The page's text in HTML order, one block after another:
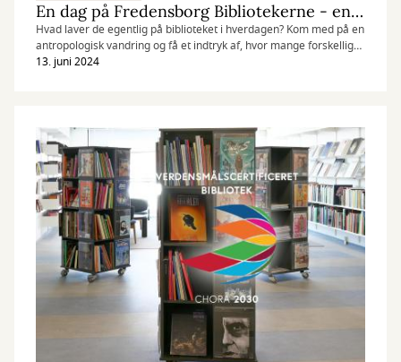
En dag på Fredensborg Bibliotekerne - en antropologisk vandring
Hvad laver de egentlig på biblioteket i hverdagen? Kom med på en
antropologisk vandring og få et indtryk af, hvor mange forskellige
opgaver, der skal løses på et moderne bibliotek.
13. juni 2024